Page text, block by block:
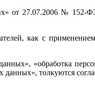
от 27.07.2006 № 152-
как с
«обработка
толкуются